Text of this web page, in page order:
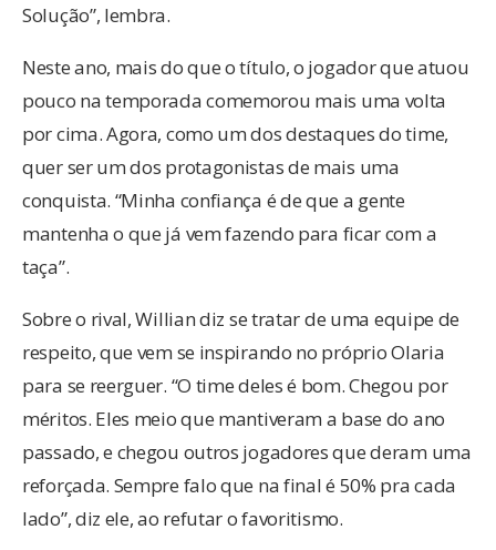
Solução”, lembra.
Neste ano, mais do que o título, o jogador que atuou
pouco na temporada comemorou mais uma volta
por cima. Agora, como um dos destaques do time,
quer ser um dos protagonistas de mais uma
conquista. “Minha confiança é de que a gente
mantenha o que já vem fazendo para ficar com a
taça”.
Sobre o rival, Willian diz se tratar de uma equipe de
respeito, que vem se inspirando no próprio Olaria
para se reerguer. “O time deles é bom. Chegou por
méritos. Eles meio que mantiveram a base do ano
passado, e chegou outros jogadores que deram uma
reforçada. Sempre falo que na final é 50% pra cada
lado”, diz ele, ao refutar o favoritismo.